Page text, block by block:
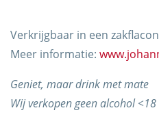
Verkrijgbaar in een
Meer informatie:
Geniet, maar drink met mate
Wij verkopen geen alcohol <18